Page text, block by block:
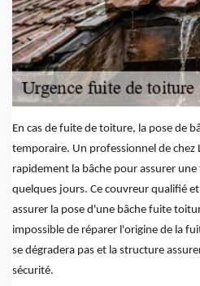
En cas de fuite de toiture, la pose de
temporaire. Un professionnel de chez
rapidement la bâche pour assurer
quelques jours. Ce couvreur qualifié
assurer la pose d'une bâche fuite
impossible de réparer l'origine de la
se dégradera pas et la structure
sécurité.